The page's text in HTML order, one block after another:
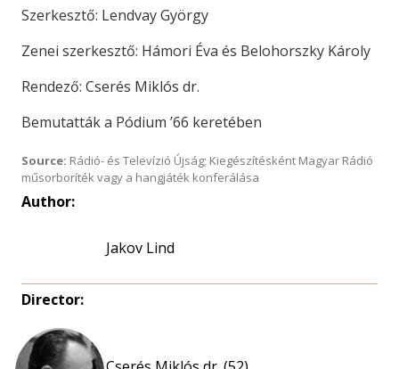
Szerkesztő: Lendvay György
Zenei szerkesztő: Hámori Éva és Belohorszky Károly
Rendező: Cserés Miklós dr.
Bemutatták a Pódium ’66 keretében
Source: Rádió- és Televízió Újság; Kiegészítésként Magyar Rádió
műsorboríték vagy a hangjáték konferálása
Author:
Jakov Lind
Director: